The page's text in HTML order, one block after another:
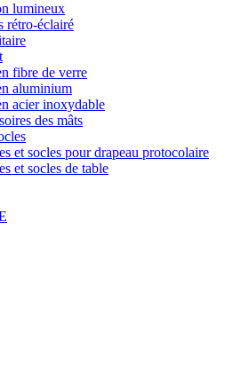
lumineux
rétro-éclairé
fibre de verre
aluminium
acier inoxydable
des mâts
et socles pour drapeau protocolaire
et socles de table